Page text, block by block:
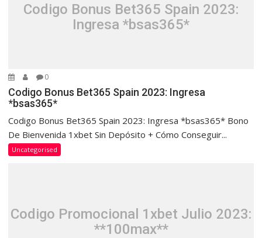
Codigo Bonus Bet365 Spain 2023:
Ingresa *bsas365*
0
Codigo Bonus Bet365 Spain 2023: Ingresa
*bsas365*
Codigo Bonus Bet365 Spain 2023: Ingresa *bsas365* Bono
De Bienvenida 1xbet Sin Depósito + Cómo Conseguir...
Uncategorised
Codigo Promocional 1xbet Julio 2023:
**100max**